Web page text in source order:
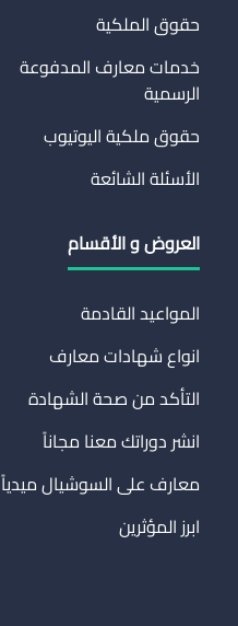
حقوق الملكية
خدمات معارف المدفوعة
الرسمية
حقوق ملكية اليوتيوب
الأسئلة الشائعة
العروض و الأقسام
المواعيد القادمة
انواع شهادات معارف
التأكد من صحة الشهادة
انشر دوراتك معنا مجاناً
معارف على السوشيال ميدياً
ابرز المؤثرين